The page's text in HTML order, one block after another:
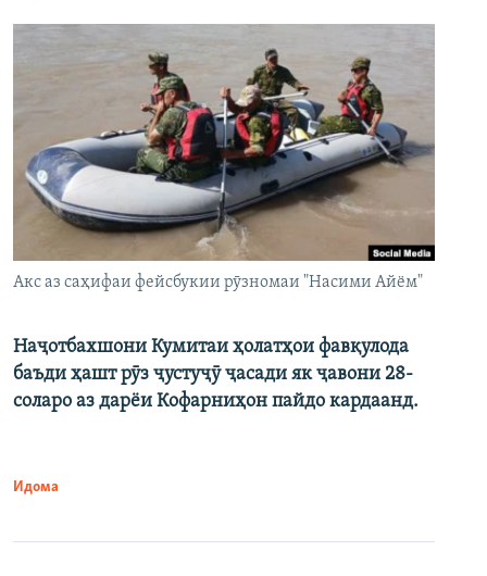
Акс аз саҳифаи фейсбукии рӯзномаи "Насими Айём"
Наҷотбахшони Кумитаи ҳолатҳои фавқулода
баъди ҳашт рӯз ҷустуҷӯ ҷасади як ҷавони 28-
соларо аз дарёи Кофарниҳон пайдо кардаанд.
Идома